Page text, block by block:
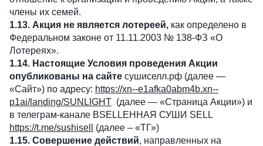
члены их семей.
1.13. Акция не является лотереей, как определено в
Федеральном законе от 11.11.2003 № 138-ФЗ «О
Лотереях».
1.14. Настоящие Условия проведения Акции
опубликованы на сайте сушиселл.рф (далее —
«Сайт») по адресу: https://xn--e1afka0abm4b.xn--
p1ai/landing/SUNLIGHT (далее — «Страница Акции») и
в телеграм-канале ВSELLЕННАЯ СУШИ SELL
https://t.me/sushisell
(далее – «ТГ»)
1.15. Совершение действий, направленных на